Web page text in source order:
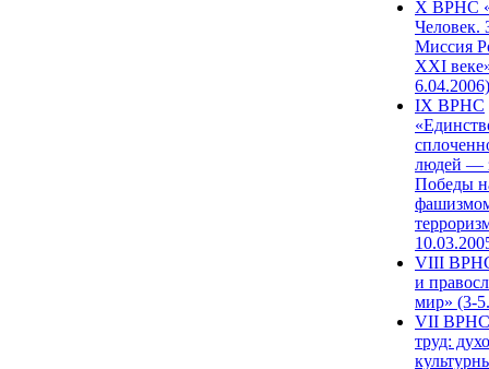
X ВРНС
Человек.
Миссия
XXI
6.04.2006)
IX ВРНС
людей —
Победы
VIII
и
мир» (3-
VII ВРНС
труд: